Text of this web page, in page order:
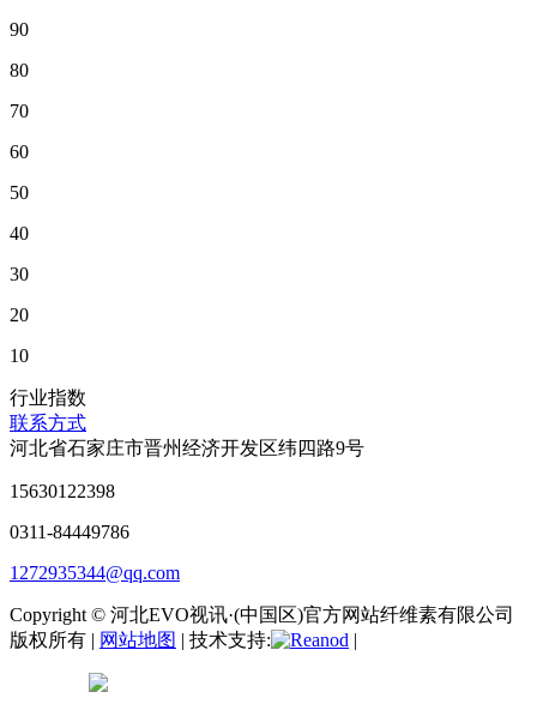
90
80
70
60
50
40
30
20
10
行业指数
联系方式
河北省石家庄市晋州经济开发区纬四路9号
15630122398
0311-84449786
1272935344@qq.com
Copyright © 河北EVO视讯·(中国区)官方网站纤维素有限公司
版权所有 | 网站地图 | 技术支持: |